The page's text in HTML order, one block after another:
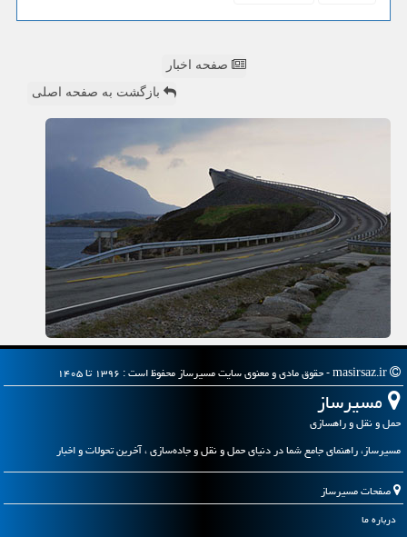
صفحه اخبار
بازگشت به صفحه اصلی
مسیرساز
حمل و نقل و راهسازی
مسیرساز، راهنمای جامع شما در دنیای حمل و نقل و جاده‌سازی ، آخرین تحولات و اخبار
صفحات مسیرساز
درباره ما